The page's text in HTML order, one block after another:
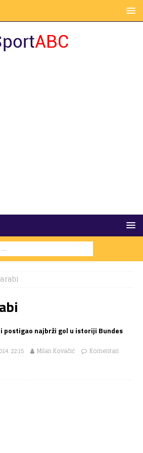
postigao najbrži gol u istoriji Bundes
22:15 Milan Kovačić
Komentari